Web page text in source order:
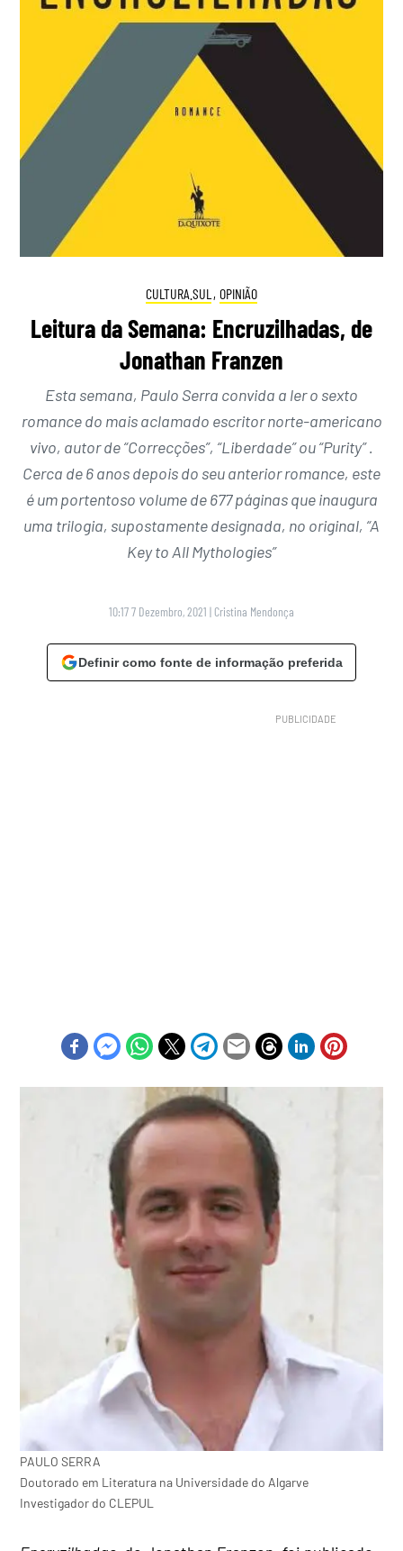
CULTURA.SUL , OPINIÃO
Leitura da Semana: Encruzilhadas, de
Jonathan Franzen
Esta semana, Paulo Serra convida a ler o sexto
romance do mais aclamado escritor norte-americano
vivo, autor de “Correcções”, “Liberdade” ou “Purity” .
Cerca de 6 anos depois do seu anterior romance, este
é um portentoso volume de 677 páginas que inaugura
uma trilogia, supostamente designada, no original, “A
Key to All Mythologies”
10:17 7 Dezembro, 2021 | Cristina Mendonça
Definir como fonte de informação preferida
PAULO SERRA
Doutorado em Literatura na Universidade do Algarve
Investigador do CLEPUL